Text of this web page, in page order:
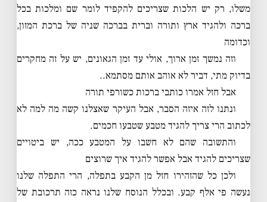
משלו, רק יש הלכות שצריכים להקפיד לומר שם ומלכות בכל
ברכה ולהגיד ארץ ותורה וברית בברכה שניה של ברכת המזון,
וכדומה
וזה נמשך זמן ארוך, אולי עד זמן הגאונים, יש על זה מחקרים
בדיוק מתי, דביר לא אוהב אותם מסתמא..
אבל חזל אמרו כותבי ברכות כשורפי תורה
ונתנו לזה איזה הסבר, אבל העיקר שאצלנו קשה מה למה לא
לכתוב הרי צריך להגיד מטבע שטבעו חכמים.
והתשובה שהם לא חשבו על המטבע ככה, יש ביטויים
שצריכים להגיד אבל אפשר להגיד איך שרוצים
ולכן כל שהזהירו חזל מן הקבע בתפלה, הרי התפלה שלנו
נעשה פי אלף קבע. ובכלל הנוסח שלנו נראה כזה תרכובת של